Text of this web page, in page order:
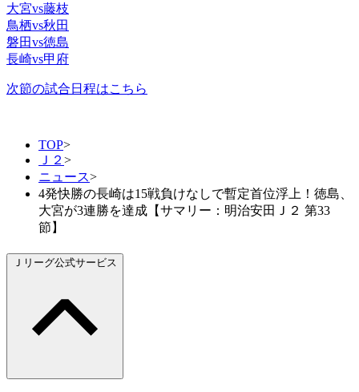
大宮vs藤枝
鳥栖vs秋田
磐田vs徳島
長崎vs甲府
次節の試合日程はこちら
TOP>
Ｊ２ >
ニュース>
4発快勝の長崎は15戦負けなしで暫定首位浮上！徳島、
大宮が3連勝を達成【サマリー：明治安田Ｊ２ 第33
節】
Ｊリーグ公式サービス